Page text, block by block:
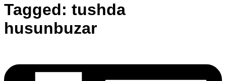
Tagged: tushda
husunbuzar